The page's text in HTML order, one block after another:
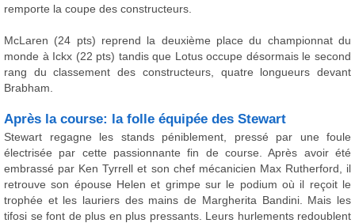
remporte la coupe des constructeurs.
McLaren (24 pts) reprend la deuxième place du championnat du
monde à Ickx (22 pts) tandis que Lotus occupe désormais le second
rang du classement des constructeurs, quatre longueurs devant
Brabham.
Après la course: la folle équipée des Stewart
Stewart regagne les stands péniblement, pressé par une foule
électrisée par cette passionnante fin de course. Après avoir été
embrassé par Ken Tyrrell et son chef mécanicien Max Rutherford, il
retrouve son épouse Helen et grimpe sur le podium où il reçoit le
trophée et les lauriers des mains de Margherita Bandini. Mais les
tifosi se font de plus en plus pressants. Leurs hurlements redoublent